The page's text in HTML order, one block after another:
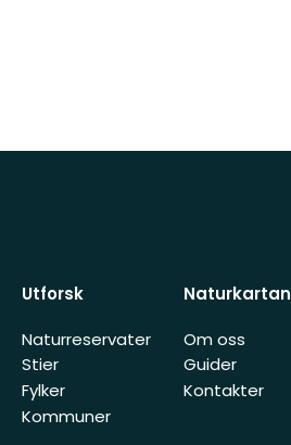
Utforsk
Naturreservater
Stier
Fylker
Kommuner
Naturkartan
Om oss
Guider
Kontakter